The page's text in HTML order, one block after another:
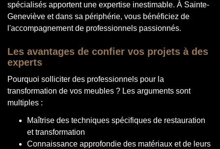
spécialisés apportent une expertise inestimable. À Sainte-
Geneviève et dans sa périphérie, vous bénéficiez de
l'accompagnement de professionnels passionnés.
Les avantages de confier vos projets à des
experts
Pourquoi solliciter des professionnels pour la
transformation de vos meubles ? Les arguments sont
multiples :
Maîtrise des techniques spécifiques de restauration
et transformation
Connaissance approfondie des matériaux et de leurs